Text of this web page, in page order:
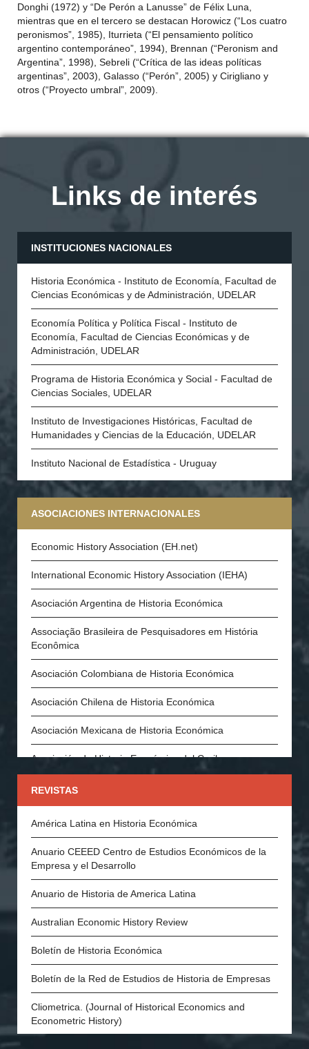
Donghi (1972) y “De Perón a Lanusse” de Félix Luna,
mientras que en el tercero se destacan Horowicz (“Los cuatro
peronismos”, 1985), Iturrieta (“El pensamiento político
argentino contemporáneo”, 1994), Brennan (“Peronism and
Argentina”, 1998), Sebreli (“Crítica de las ideas políticas
argentinas”, 2003), Galasso (“Perón”, 2005) y Cirigliano y
otros (“Proyecto umbral”, 2009).
Links de interés
INSTITUCIONES NACIONALES
Historia Económica - Instituto de Economía, Facultad de
Ciencias Económicas y de Administración, UDELAR
Economía Política y Política Fiscal - Instituto de
Economía, Facultad de Ciencias Económicas y de
Administración, UDELAR
Programa de Historia Económica y Social - Facultad de
Ciencias Sociales, UDELAR
Instituto de Investigaciones Históricas, Facultad de
Humanidades y Ciencias de la Educación, UDELAR
Instituto Nacional de Estadística - Uruguay
ASOCIACIONES INTERNACIONALES
Economic History Association (EH.net)
International Economic History Association (IEHA)
Asociación Argentina de Historia Económica
Associação Brasileira de Pesquisadores em História
Econômica
Asociación Colombiana de Historia Económica
Asociación Chilena de Historia Económica
Asociación Mexicana de Historia Económica
Asociación de Historia Económica del Caribe
Asociación Española de Historia Económica
History of Economics Society
The Swedish Economic History Association
The Economic History Society of Australia and New
REVISTAS
América Latina en Historia Económica
Anuario CEEED Centro de Estudios Económicos de la
Empresa y el Desarrollo
Anuario de Historia de America Latina
Australian Economic History Review
Boletín de Historia Económica
Boletín de la Red de Estudios de Historia de Empresas
Cliometrica. (Journal of Historical Economics and
Econometric History)